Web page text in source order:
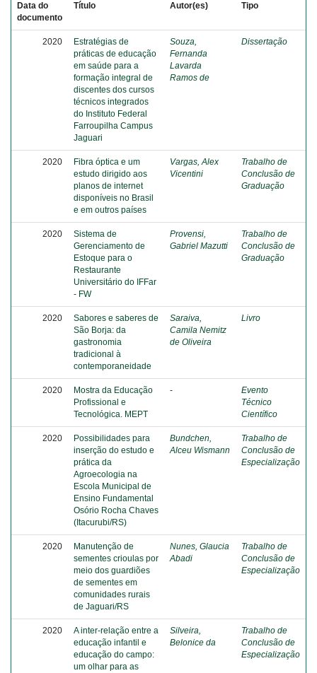
Data do
documento
Título Autor(es) Tipo
2020
Estratégias de
práticas de educação
em saúde para a
formação integral de
discentes dos cursos
técnicos integrados
do Instituto Federal
Farroupilha Campus
Jaguari
Souza,
Fernanda
Lavarda
Ramos de
Dissertação
2020
Fibra óptica e um
estudo dirigido aos
planos de internet
disponíveis no Brasil
e em outros países
Vargas, Alex
Vicentini
Trabalho de
Conclusão de
Graduação
2020
Sistema de
Gerenciamento de
Estoque para o
Restaurante
Universitário do IFFar
- FW
Provensi,
Gabriel Mazutti
Trabalho de
Conclusão de
Graduação
2020
Sabores e saberes de
São Borja: da
gastronomia
tradicional à
contemporaneidade
Saraiva,
Camila Nemitz
de Oliveira
Livro
2020
Mostra da Educação
Profissional e
Tecnológica. MEPT
-
Evento
Técnico
Científico
2020
Possibilidades para
inserção do estudo e
prática da
Agroecologia na
Escola Municipal de
Ensino Fundamental
Osório Rocha Chaves
(Itacurubi/RS)
Bundchen,
Alceu Wismann
Trabalho de
Conclusão de
Especialização
2020
Manutenção de
sementes crioulas por
meio dos guardiões
de sementes em
comunidades rurais
de Jaguari/RS
Nunes, Glaucia
Abadi
Trabalho de
Conclusão de
Especialização
2020
A inter-relação entre a
educação infantil e
educação do campo:
um olhar para as
Silveira,
Belonice da
Trabalho de
Conclusão de
Especialização